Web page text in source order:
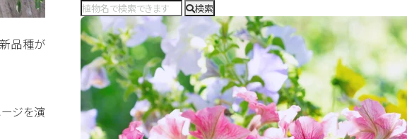
新品種が
ージを演
検索